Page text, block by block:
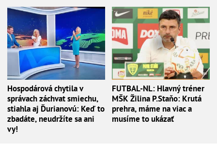
Hospodárová chytila v
správach záchvat smiechu,
stiahla aj Ďurianovú: Keď to
zbadáte, neudržíte sa ani
vy!
FUTBAL-NL: Hlavný tréner
MŠK Žilina P.Staňo: Krutá
prehra, máme na viac a
musíme to ukázať